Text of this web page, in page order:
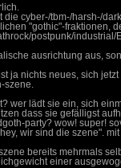
cyber-/tbm-/harsh-/
"gothic"-fraktionen,
postpunk/
ausrichtung aus,
ja nichts neues, sich
wer lädt sie ein, sich
dass sie gefälligst
party? wow! super!
wir sind die szene".
bereits mehrmals
einer